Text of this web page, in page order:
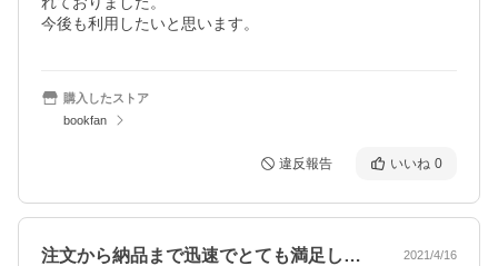
今後も利用したいと思います。
購入したストア
bookfan
違反報告 いいね 0
注文から納品まで迅速でとても満足してい… 2021/4/16